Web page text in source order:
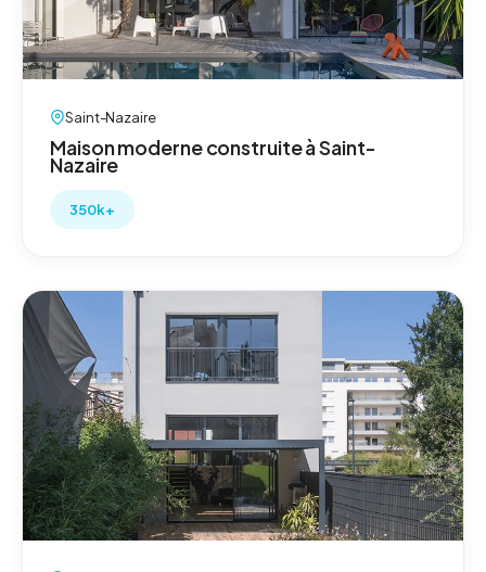
Saint-Nazaire
Maison moderne construite à Saint-
Nazaire
350k+